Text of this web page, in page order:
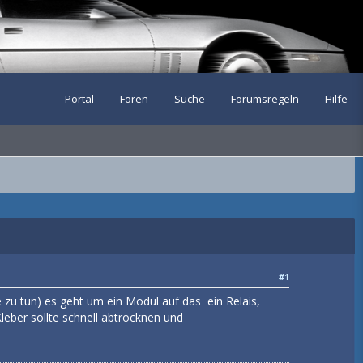
Portal Foren Suche Forumsregeln Hilfe
#1
tun) es geht um ein Modul auf das ein Relais,
sollte schnell abtrocknen und